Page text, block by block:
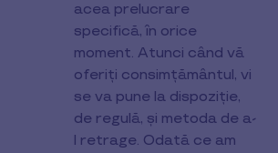
acea prelucrare
specifică, în orice
moment. Atunci când vă
oferiți consimțământul, vi
se va pune la dispoziție,
de regulă, și metoda de a-
l retrage. Odată ce am